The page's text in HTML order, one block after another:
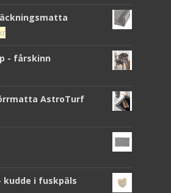
Det
priset
- fårskinn
AstroTurf
kudde i fuskpäls